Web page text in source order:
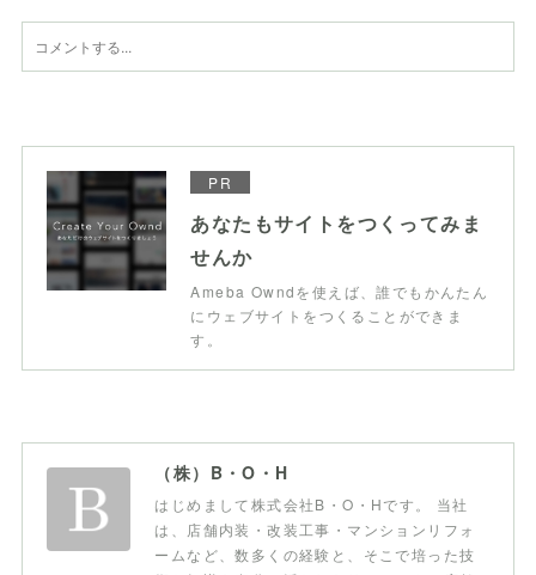
PR
あなたもサイトをつくってみま
せんか
Ameba Owndを使えば、誰でもかんたん
にウェブサイトをつくることができま
す。
（株）B・O・H
はじめまして株式会社B・O・Hです。 当社
は、店舗内装・改装工事・マンションリフォ
ームなど、数多くの経験と、そこで培った技